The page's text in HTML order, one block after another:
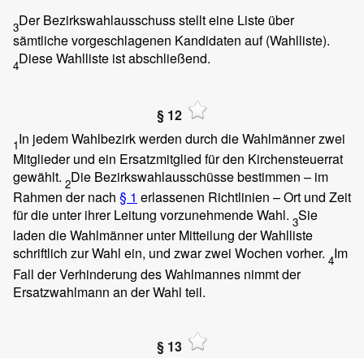
3Der Bezirkswahlausschuss stellt eine Liste über
sämtliche vorgeschlagenen Kandidaten auf (Wahlliste).
4Diese Wahlliste ist abschließend.
§ 12
1In jedem Wahlbezirk werden durch die Wahlmänner zwei
Mitglieder und ein Ersatzmitglied für den Kirchensteuerrat
gewählt. 2Die Bezirkswahlausschüsse bestimmen – im
Rahmen der nach § 1 erlassenen Richtlinien – Ort und Zeit
für die unter ihrer Leitung vorzunehmende Wahl. 3Sie
laden die Wahlmänner unter Mitteilung der Wahlliste
schriftlich zur Wahl ein, und zwar zwei Wochen vorher. 4Im
Fall der Verhinderung des Wahlmannes nimmt der
Ersatzwahlmann an der Wahl teil.
§ 13